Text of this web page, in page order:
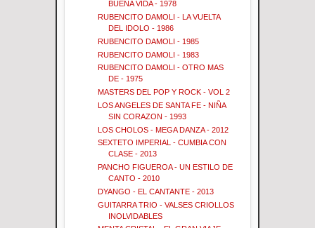
BUENA VIDA - 1978
RUBENCITO DAMOLI - LA VUELTA
DEL IDOLO - 1986
RUBENCITO DAMOLI - 1985
RUBENCITO DAMOLI - 1983
RUBENCITO DAMOLI - OTRO MAS
DE - 1975
MASTERS DEL POP Y ROCK - VOL 2
LOS ANGELES DE SANTA FE - NIÑA
SIN CORAZON - 1993
LOS CHOLOS - MEGA DANZA - 2012
SEXTETO IMPERIAL - CUMBIA CON
CLASE - 2013
PANCHO FIGUEROA - UN ESTILO DE
CANTO - 2010
DYANGO - EL CANTANTE - 2013
GUITARRA TRIO - VALSES CRIOLLOS
INOLVIDABLES